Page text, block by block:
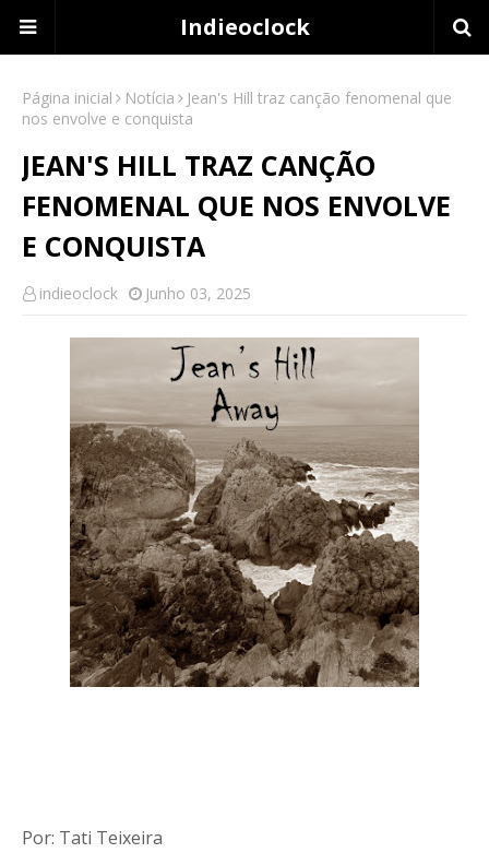
Indieoclock
Página inicial Notícia
Jean's Hill traz canção fenomenal que
nos envolve e conquista
JEAN'S HILL TRAZ CANÇÃO
FENOMENAL QUE NOS ENVOLVE
E CONQUISTA
indieoclock Junho 03, 2025
Por: Tati Teixeira